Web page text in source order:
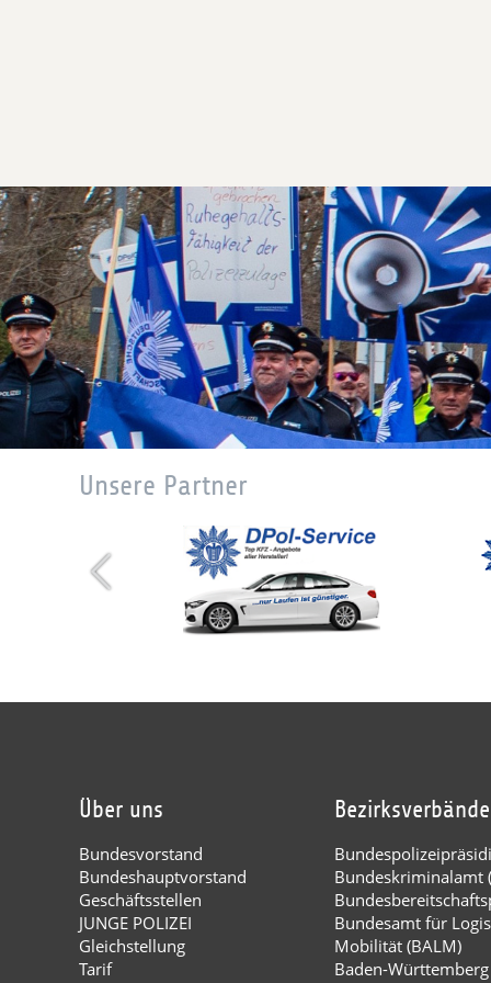
Unsere Partner
Über uns
Bundesvorstand
Bundeshauptvorstand
Geschäftsstellen
JUNGE POLIZEI
Gleichstellung
Tarif
Bezirksverbände
Bundeskriminalamt
Bundesamt für
Mobilität (BALM)
Baden-Württemberg